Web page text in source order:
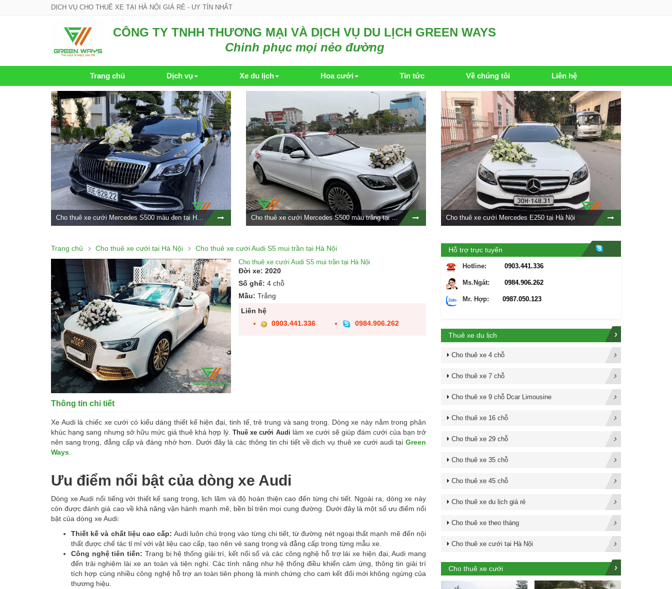
DỊCH VỤ CHO THUÊ XE TẠI HÀ NỘI GIÁ RẺ - UY TÍN NHẤT
CÔNG TY TNHH THƯƠNG MẠI VÀ DỊCH VỤ DU LỊCH GREEN WAYS
Chinh phục mọi nẻo đường
Trang chủ Dịch vụ Xe du lịch Hoa cưới Tin tức Về chúng tôi Liên hệ
Cho thuê xe cưới Mercedes S500 màu đen tại Hà Nội Cho thuê xe cưới Mercedes S500 màu trắng tại Hà Nội Cho thuê xe cưới Mercedes E250 tại Hà Nội
Trang chủ Cho thuê xe cưới tại Hà Nội Cho thuê xe cưới Audi S5 mui trần tại Hà Nội
Cho thuê xe cưới Audi S5 mui trần tại Hà Nội
Đời xe: 2020
Số ghế: 4 chỗ
Mầu: Trắng
Liên hệ
0903.441.336
0984.906.262
Thông tin chi tiết
Xe Audi là chiếc xe cưới có kiểu dáng thiết kế hiện đại, tinh tế, trẻ trung và sang trọng. Dòng xe này nằm trong phân
khúc hạng sang nhưng sở hữu mức giá thuê khá hợp lý. Thuê xe cưới Audi làm xe cưới sẽ giúp đám cưới của bạn trở
nên sang trọng, đẳng cấp và đáng nhớ hơn. Dưới đây là các thông tin chi tiết về dịch vụ thuê xe cưới audi tại Green
Ways.
Ưu điểm nổi bật của dòng xe Audi
Dòng xe Audi nổi tiếng với thiết kế sang trọng, lịch lãm và độ hoàn thiện cao đến từng chi tiết. Ngoài ra, dòng xe này
còn được đánh giá cao về khả năng vận hành mạnh mẽ, bền bỉ trên mọi cung đường. Dưới đây là một số ưu điểm nổi
bật của dòng xe Audi:
Thiết kế và chất liệu cao cấp: Audi luôn chú trọng vào từng chi tiết, từ đường nét ngoại thất mạnh mẽ đến nội
thất được chế tác tỉ mỉ với vật liệu cao cấp, tạo nên vẻ sang trọng và đẳng cấp trong từng mẫu xe.
Công nghệ tiên tiến: Trang bị hệ thống giải trí, kết nối số và các công nghệ hỗ trợ lái xe hiện đại, Audi mang
đến trải nghiệm lái xe an toàn và tiện nghi. Các tính năng như hệ thống điều khiển cảm ứng, thông tin giải trí
tích hợp cùng nhiều công nghệ hỗ trợ an toàn tiên phong là minh chứng cho cam kết đổi mới không ngừng của
thương hiệu.
Hỗ trợ trực tuyến
Hotline: 0903.441.336
Ms.Ngát: 0984.906.262
Mr. Hợp: 0987.050.123
Thuê xe du lịch
Cho thuê xe 4 chỗ
Cho thuê xe 7 chỗ
Cho thuê xe 9 chỗ Dcar Limousine
Cho thuê xe 16 chỗ
Cho thuê xe 29 chỗ
Cho thuê xe 35 chỗ
Cho thuê xe 45 chỗ
Cho thuê xe du lịch giá rẻ
Cho thuê xe theo tháng
Cho thuê xe cưới tại Hà Nội
Cho thuê xe cưới